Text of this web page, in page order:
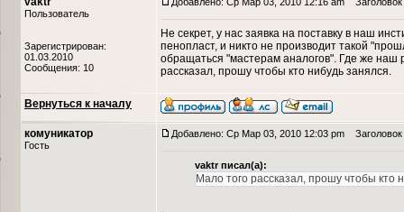
Пользователь
Зарегистрирован:
01.03.2010
Сообщения: 10
Не секрет, у нас заявка на поставку в наш
пенопласт, и никто не производит такой
обращаться "мастерам аналогов". Где же наш
рассказал, прошу чтобы кто нибудь занялся.
Вернуться к началу
комуникатор
Гость
Добавлено: Ср Мар 03, 2010 12:03 pm
vaktr писал(а):
Мало того рассказал, прошу чтобы кто